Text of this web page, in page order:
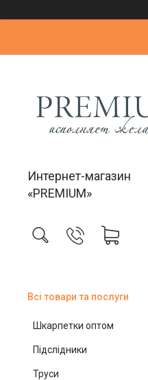
Интернет-магазин
«PREMIUM»
Всі товари та послуги
Шкарпетки оптом
Підслідники
Труси